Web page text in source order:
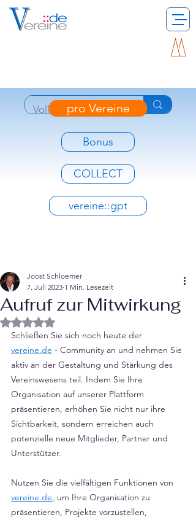
pro Vereine
Bonus
COLLECT
vereine::gpt
Aufruf zur Mitwirkung
Joost Schloemer
7. Juli 2023 1 Min. Lesezeit
Mit NaN von 5 Sternen bewertet.
Schließen Sie sich noch heute der
vereine.de - Community an und nehmen Sie
aktiv an der Gestaltung und Stärkung des
Vereinswesens teil. Indem Sie Ihre
Organisation auf unserer Plattform
präsentieren, erhöhen Sie nicht nur ihre
Sichtbarkeit, sondern erreichen auch
potenzielle neue Mitglieder, Partner und
Unterstützer.
Nutzen Sie die vielfältigen Funktionen von
vereine.de, um Ihre Organisation zu
präsentieren, Projekte vorzustellen,